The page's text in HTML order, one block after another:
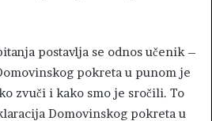
postavlja se odnos učenik –
pokreta u punom je
zvuči i kako smo je sročili. To
Domovinskog pokreta u